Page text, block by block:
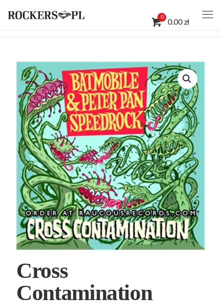
0
0.00 zł
Cross
Contamination